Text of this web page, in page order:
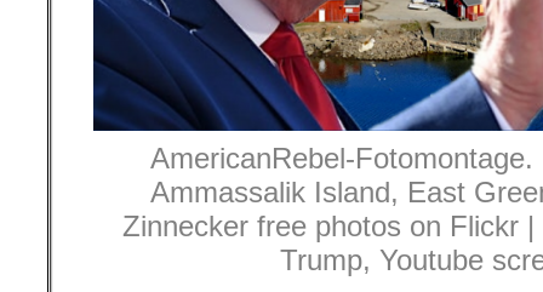
AmericanRebel-
Ammassalik Island, East
Zinnecker free photos on Flickr
Trump, Youtube